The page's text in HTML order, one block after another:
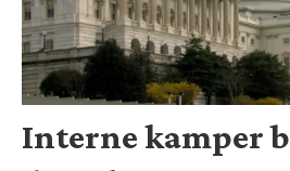
Interne kamper